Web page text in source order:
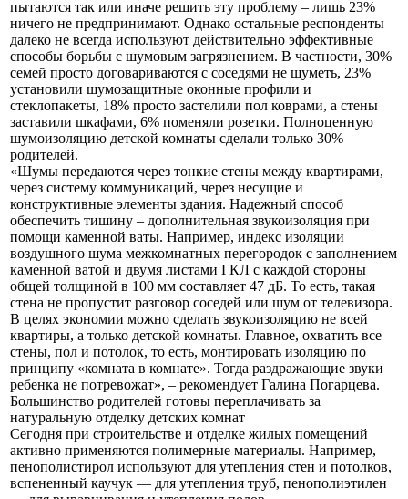
пытаются так или иначе решить эту проблему – лишь 23%
ничего не предпринимают. Однако остальные респонденты
далеко не всегда используют действительно эффективные
способы борьбы с шумовым загрязнением. В частности, 30%
семей просто договариваются с соседями не шуметь, 23%
установили шумозащитные оконные профили и
стеклопакеты, 18% просто застелили пол коврами, а стены
заставили шкафами, 6% поменяли розетки. Полноценную
шумоизоляцию детской комнаты сделали только 30%
родителей.
«Шумы передаются через тонкие стены между квартирами,
через систему коммуникаций, через несущие и
конструктивные элементы здания. Надежный способ
обеспечить тишину – дополнительная звукоизоляция при
помощи каменной ваты. Например, индекс изоляции
воздушного шума межкомнатных перегородок с заполнением
каменной ватой и двумя листами ГКЛ с каждой стороны
общей толщиной в 100 мм составляет 47 дБ. То есть, такая
стена не пропустит разговор соседей или шум от телевизора.
В целях экономии можно сделать звукоизоляцию не всей
квартиры, а только детской комнаты. Главное, охватить все
стены, пол и потолок, то есть, монтировать изоляцию по
принципу «комната в комнате». Тогда раздражающие звуки
ребенка не потревожат», – рекомендует Галина Погарцева.
Большинство родителей готовы переплачивать за
натуральную отделку детских комнат
Сегодня при строительстве и отделке жилых помещений
активно применяются полимерные материалы. Например,
пенополистирол используют для утепления стен и потолков,
вспененный каучук — для утепления труб, пенополиэтилен